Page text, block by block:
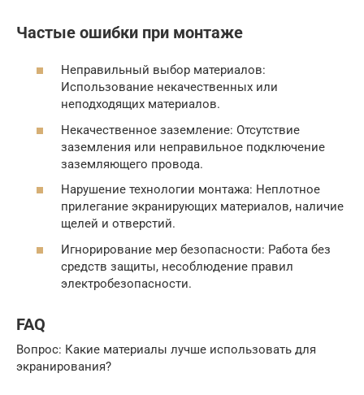
Частые ошибки при монтаже
Неправильный выбор материалов:
Использование некачественных или
неподходящих материалов.
Некачественное заземление: Отсутствие
заземления или неправильное подключение
заземляющего провода.
Нарушение технологии монтажа: Неплотное
прилегание экранирующих материалов, наличие
щелей и отверстий.
Игнорирование мер безопасности: Работа без
средств защиты, несоблюдение правил
электробезопасности.
FAQ
Вопрос: Какие материалы лучше использовать для
экранирования?